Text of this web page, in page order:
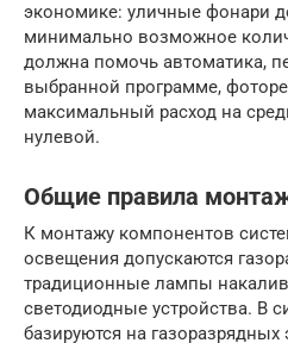
экономике: уличные фонари
минимально возможное
должна помочь автоматика,
выбранной программе,
максимальный расход на
нулевой.
Общие правила
К монтажу компонентов
освещения допускаются
традиционные лампы
светодиодные устройства. В
базируются на газоразрядных